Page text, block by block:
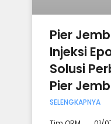
Pier
Injeksi
Solusi
Pier
SELENGKAPNYA